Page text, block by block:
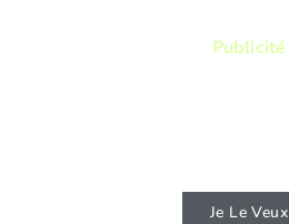
Publicité
Je Le Veux